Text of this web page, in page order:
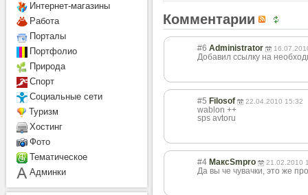
Комментарии
#6 Administrator
Добавил ссылку на
#5 Filosof 22.04.2010 15:32
wablon ++
sps avtoru
#4 МаксSmpro 21.02.2010
Да вы че чувачки, это же
Интернет-магазины
Работа
Порталы
Портфолио
Природа
Спорт
Социальные сети
Туризм
Хостинг
Фото
Тематическое
Админки